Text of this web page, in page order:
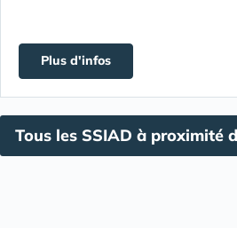
Plus d'infos
Tous les SSIAD à proximité